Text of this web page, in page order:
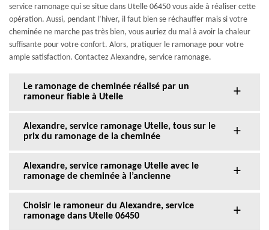
service ramonage qui se situe dans Utelle 06450 vous aide à réaliser cette
opération. Aussi, pendant l’hiver, il faut bien se réchauffer mais si votre
cheminée ne marche pas très bien, vous auriez du mal à avoir la chaleur
suffisante pour votre confort. Alors, pratiquer le ramonage pour votre
ample satisfaction. Contactez Alexandre, service ramonage.
Le ramonage de cheminée réalisé par un
ramoneur fiable à Utelle
Alexandre, service ramonage Utelle, tous sur le
prix du ramonage de la cheminée
Alexandre, service ramonage Utelle avec le
ramonage de cheminée à l’ancienne
Choisir le ramoneur du Alexandre, service
ramonage dans Utelle 06450